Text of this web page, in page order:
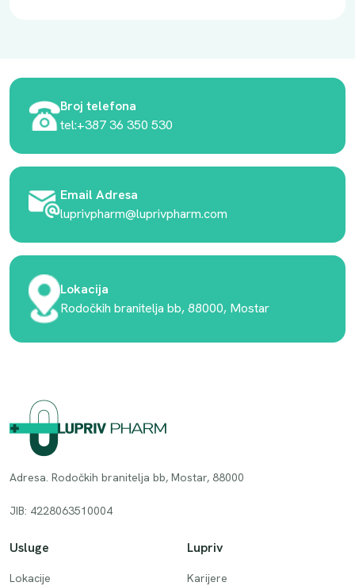
Broj telefona
tel:+387 36 350 530
Email Adresa
luprivpharm@luprivpharm.com
Lokacija
Rodočkih branitelja bb, 88000, Mostar
Adresa. Rodočkih branitelja bb, Mostar, 88000
JIB: 4228063510004
Usluge
Lokacije
Lupriv
Karijere